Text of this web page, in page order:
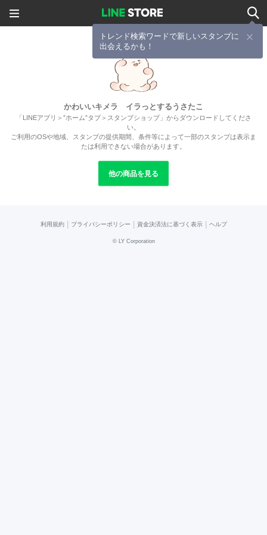
トレンド検索ワードで新しいスタンプに
出会えるかも！
かわいいキメラ イラっとするうさたこ
「LINEアプリ＞”ホーム”タブ＞スタンプショップ」からダウンロードしてくださ
い。
ご利用のOSや地域、スタンプの提供期間、条件等によって一部のスタンプは表示ま
たは利用できない場合があります。
他の商品を見る
利用規約 プライバシーポリシー 資金決済法に基づく表示 ヘルプ
© LY Corporation